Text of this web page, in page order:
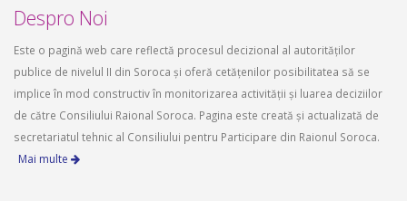
Despro Noi
Este o pagină web care reflectă procesul decizional al autorităților
publice de nivelul II din Soroca și oferă cetățenilor posibilitatea să se
implice în mod constructiv în monitorizarea activității și luarea deciziilor
de către Consiliului Raional Soroca. Pagina este creată și actualizată de
secretariatul tehnic al Consiliului pentru Participare din Raionul Soroca.